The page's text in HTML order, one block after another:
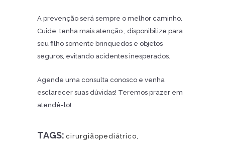
A prevenção será sempre o melhor caminho.
Cuide, tenha mais atenção , disponibilize para
seu filho somente brinquedos e objetos
seguros, evitando acidentes inesperados.
Agende uma consulta conosco e venha
esclarecer suas dúvidas! Teremos prazer em
atendê-lo!
TAGS: cirurgiãopediátrico